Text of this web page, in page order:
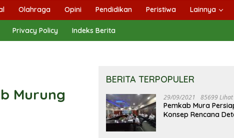
Olahraga Opini Pendidikan Peristiwa Lainnya
Privacy Policy Indeks Berita
Murung
BERITA TERPOPULER
29/09/2021 85699 Lihat
Pemkab Mura
Konsep Rencana